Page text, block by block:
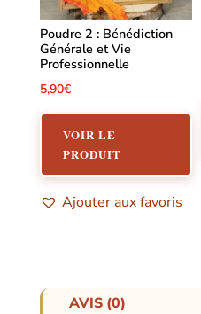
Poudre 2 : Bénédiction
Générale et Vie
Professionnelle
5,90€
VOIR LE
PRODUIT
Ajouter aux favoris
AVIS (0)